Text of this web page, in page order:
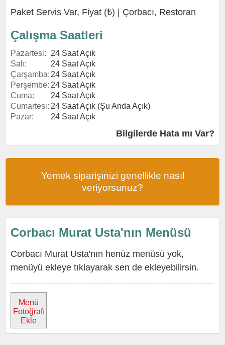
Paket Servis Var, Fiyat (₺) | Çorbacı, Restoran
Çalışma Saatleri
Pazartesi:
24 Saat Açık
Salı:
24 Saat Açık
Çarşamba: 24 Saat Açık
Perşembe: 24 Saat Açık
Cuma:
24 Saat Açık
Cumartesi: 24 Saat Açık (Şu Anda Açık)
Pazar:
24 Saat Açık
Bilgilerde Hata mı Var?
Yemek siparişinizi genellikle nasıl
veriyorsunuz?
Corbacı Murat Usta'nın Menüsü
Corbacı Murat Usta'nın henüz menüsü yok,
menüyü ekleye tıklayarak sen de ekleyebilirsin.
Menü
Fotoğrafı
Ekle